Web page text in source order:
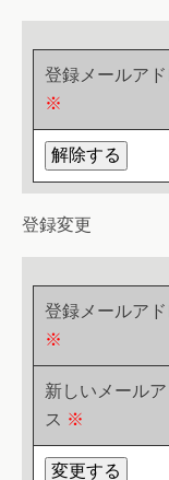
登録メールア
※
登録変更
登録メールア
※
新しいメール
ス ※